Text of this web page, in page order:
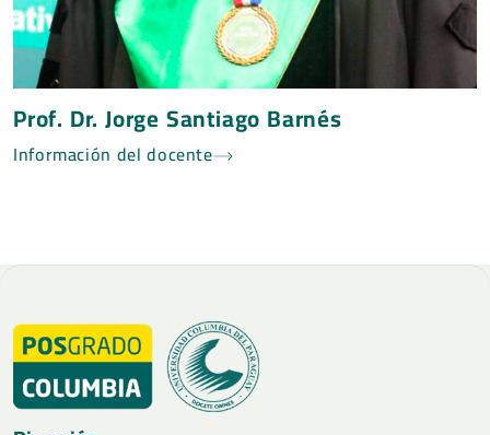
Prof. Dr. Jorge Santiago Barnés
Información del docente